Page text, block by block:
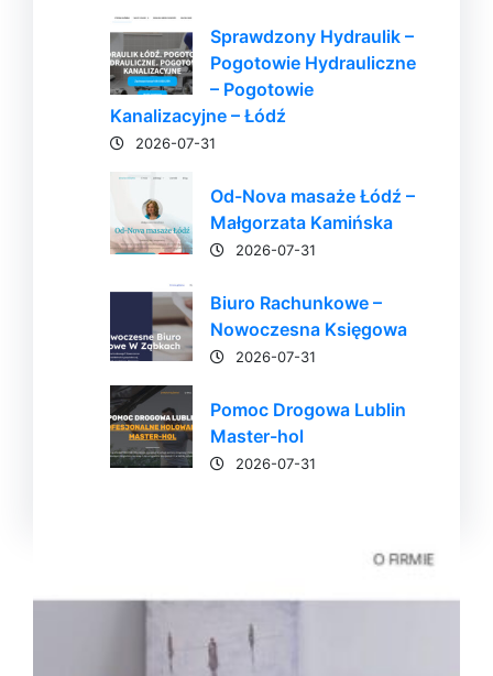
Sprawdzony Hydraulik –
Pogotowie Hydrauliczne
– Pogotowie
Kanalizacyjne – Łódź
2026-07-31
Od-Nova masaże Łódź –
Małgorzata Kamińska
2026-07-31
Biuro Rachunkowe –
Nowoczesna Księgowa
2026-07-31
Pomoc Drogowa Lublin
Master-hol
2026-07-31